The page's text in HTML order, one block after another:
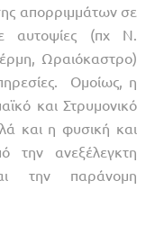
απορριμμάτων σε
αυτοψίες (πχ Ν.
Ωραιόκαστρο)
Ομοίως, η
και Στρυμονικό
και η φυσική και
την ανεξέλεγκτη
την παράνομη